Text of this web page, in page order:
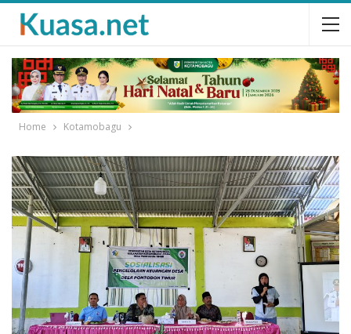
Home Kotamobagu